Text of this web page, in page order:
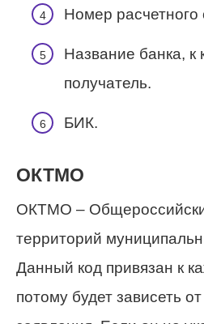
Номер расчетного
Название банка, к
получатель.
БИК.
ОКТМО
ОКТМО –
территорий
Данный код привязан к
потому будет зависеть